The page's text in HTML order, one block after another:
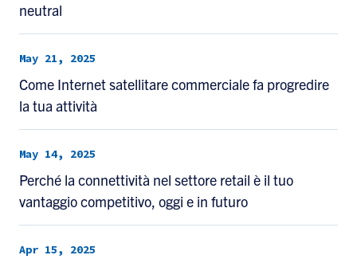
neutral
May 21, 2025
Come Internet satellitare commerciale fa progredire
la tua attività
May 14, 2025
Perché la connettività nel settore retail è il tuo
vantaggio competitivo, oggi e in futuro
Apr 15, 2025